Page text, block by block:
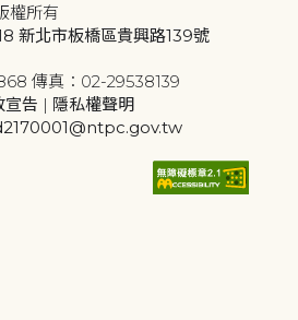
權所有
新北市板橋區貴興路139號
傳真：02-29538139
宣告 | 隱私權聲明